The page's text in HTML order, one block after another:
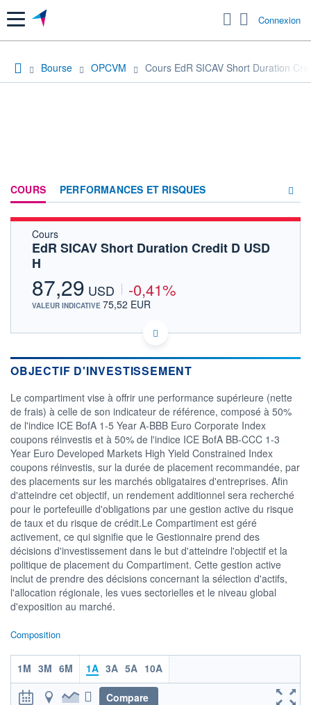
Menu Connexion
Bourse OPCVM Cours EdR SICAV Short Duration
COURS PERFORMANCES ET RISQUES
FORUM
Cours
EdR SICAV Short Duration Credit D USD
H
87,29 USD -0,41%
VALEUR INDICATIVE 75,52 EUR
FR0014017CQ0 - Edmond de Rothschild Asset
OPCVM DERNIER COURS CONNU AU 05/08/2026
87
88
89
CATÉGORIE MORNINGSTAR
Obligations Autres
FONDS PARTENAIRES
TARIFS PRIVILÉGIÉS 0%
ÉLIGIBILITÉ
PEA PEA-PME BOURSOVIE LUX
BOURSOVIE
CTO BUSINESS
ACTIF NET (EUR)
365M / 31.07.26
NOTATION MORNINGSTAR ⁽¹⁾
OBJECTIF D'INVESTISSEMENT
Le compartiment vise à offrir une performance supérieure (nette
de frais) à celle de son indicateur de référence, composé à 50%
de l'indice ICE BofA 1-5 Year A-BBB Euro Corporate Index
coupons réinvestis et à 50% de l'indice ICE BofA BB-CCC 1-3
Year Euro Developed Markets High Yield Constrained Index
coupons réinvestis, sur la durée de placement recommandée, par
des placements sur les marchés obligataires d'entreprises. Afin
d'atteindre cet objectif, un rendement additionnel sera recherché
pour le portefeuille d'obligations par une gestion active du risque
de taux et du risque de crédit.Le Compartiment est géré
activement, ce qui signifie que le Gestionnaire prend des
décisions d'investissement dans le but d'atteindre l'objectif et la
politique de placement du Compartiment. Cette gestion active
inclut de prendre des décisions concernant la sélection d'actifs,
l'allocation régionale, les vues sectorielles et le niveau global
d'exposition au marché.
Composition
1M 3M 6M 1A 3A 5A 10A
Compare